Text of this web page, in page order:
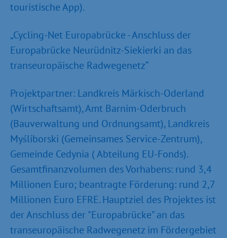
touristische App).
„Cycling-Net Europabrücke - Anschluss der
Europabrücke Neurüdnitz-Siekierki an das
transeuropäische Radwegenetz“
Projektpartner: Landkreis Märkisch-Oderland
(Wirtschaftsamt), Amt Barnim-Oderbruch
(Bauverwaltung und Ordnungsamt), Landkreis
Myśliborski (Gemeinsames Service-Zentrum),
Gemeinde Cedynia ( Abteilung EU-Fonds).
Gesamtfinanzvolumen des Vorhabens: rund 3,4
Millionen Euro; beantragte Förderung: rund 2,7
Millionen Euro EFRE. Hauptziel des Projektes ist
der Anschluss der "Europabrücke" an das
transeuropäische Radwegenetz im Fördergebiet